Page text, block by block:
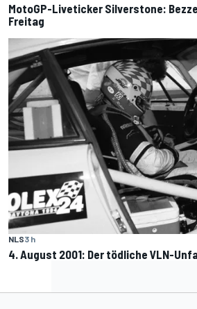
MotoGP-Liveticker Silverstone:
Freitag
NLS3 h
4. August 2001: Der tödliche VLN-